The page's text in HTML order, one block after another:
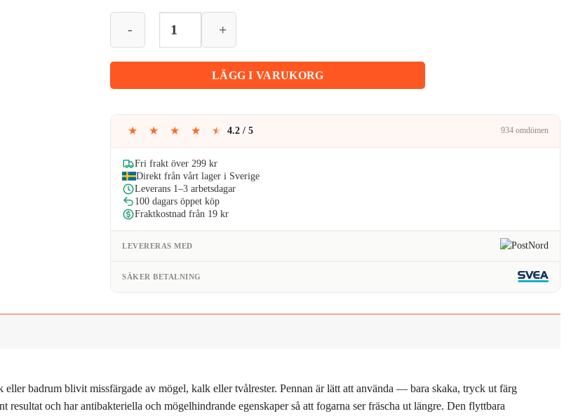
priset
var:
69kr.
priset
är:
65kr.
snabb
och
enkel
kakelfogar,
mögelresistent
och
vattenfast
med
antibakteriell
effekt
mängd
LÄGG I VARUKORG
★ ★ ★ ★ ★ 4.2 / 5 934 omdömen
Fri frakt över 299 kr
Direkt från vårt lager i Sverige
Leverans 1–3 arbetsdagar
100 dagars öppet köp
Fraktkostnad från 19 kr
LEVERERAS MED
SÄKER BETALNING
badrum blivit missfärgade av mögel, kalk eller tvålrester. Pennan är lätt att använda — bara skaka, tryck ut färg
och har antibakteriella och mögelhindrande egenskaper så att fogarna ser fräscha ut längre. Den flyttbara